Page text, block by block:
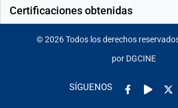
Certificaciones obtenidas
©2026Todos los derechos
por DGCINE
SÍGUENOS
Facebook-
f
Play